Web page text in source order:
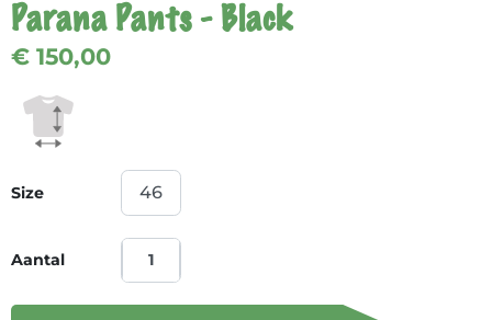
Parana Pants - Black
€ 150,00
Size
Aantal